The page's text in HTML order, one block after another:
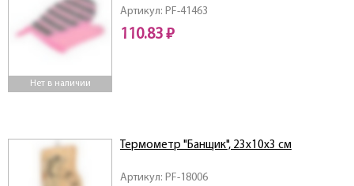
Нет в наличии
Артикул: PF-41463
110.83 ₽
Артикул: PF-18006
Термометр "Банщик", 23х10х3 см